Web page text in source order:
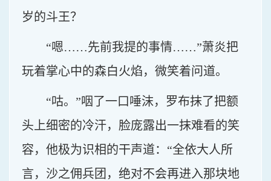
岁的斗王？
“嗯……先前我提的事情……”萧炎把
玩着掌心中的森白火焰，微笑着问道。
“咕。”咽了一口唾沫，罗布抹了把额
头上细密的冷汗，脸庞露出一抹难看的笑
容，他极为识相的干声道：“全依大人所
言，沙之佣兵团，绝对不会再进入那块地